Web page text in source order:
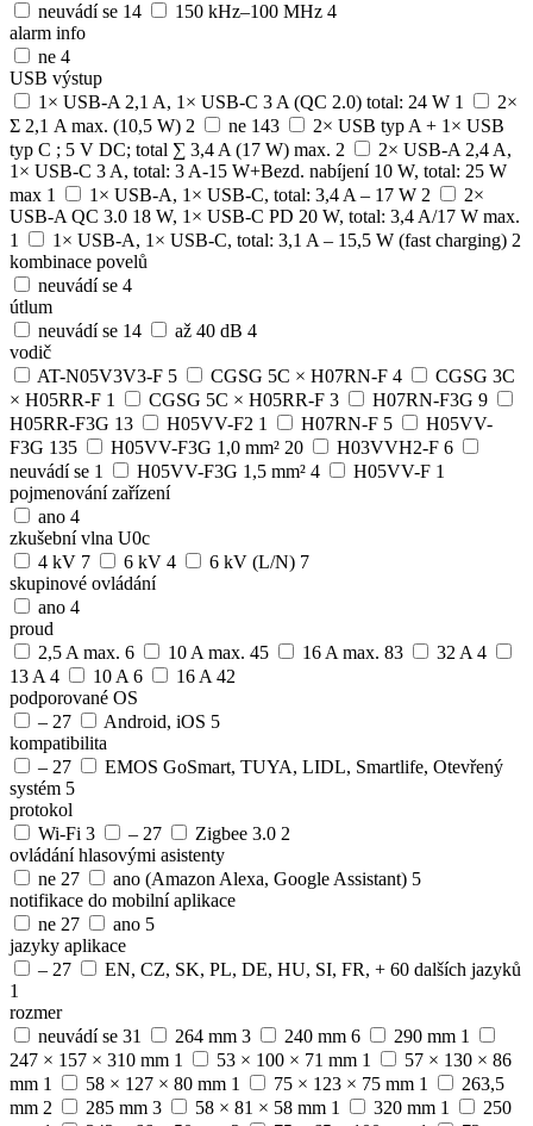
neuvádí se 14 150 kHz–100 MHz 4
alarm info
ne 4
USB výstup
1× USB-A 2,1 A, 1× USB-C 3 A (QC 2.0) total: 24 W 1
2×
Σ 2,1 A max. (10,5 W) 2 ne 143
2× USB typ A + 1× USB
typ C ; 5 V DC; total ∑ 3,4 A (17 W) max. 2
2× USB-A 2,4 A,
1× USB-C 3 A, total: 3 A-15 W+Bezd. nabíjení 10 W, total: 25 W
max 1 1× USB-A, 1× USB-C, total: 3,4 A – 17 W 2
2×
USB-A QC 3.0 18 W, 1× USB-C PD 20 W, total: 3,4 A/17 W max.
1
1× USB-A, 1× USB-C, total: 3,1 A – 15,5 W (fast charging) 2
kombinace povelů
neuvádí se 4
útlum
neuvádí se 14 až 40 dB 4
vodič
AT-N05V3V3-F 5 CGSG 5C × H07RN-F 4
CGSG 3C
× H05RR-F 1 CGSG 5C × H05RR-F 3 H07RN-F3G 9
H05RR-F3G 13 H05VV-F2 1 H07RN-F 5
H05VV-
F3G 135 H05VV-F3G 1,0 mm² 20 H03VVH2-F 6
neuvádí se 1 H05VV-F3G 1,5 mm² 4 H05VV-F 1
pojmenování zařízení
ano 4
zkušební vlna U0c
4 kV 7 6 kV 4 6 kV (L/N) 7
skupinové ovládání
ano 4
proud
2,5 A max. 6 10 A max. 45 16 A max. 83 32 A 4
13 A 4 10 A 6 16 A 42
podporované OS
– 27 Android, iOS 5
kompatibilita
– 27
EMOS GoSmart, TUYA, LIDL, Smartlife, Otevřený
systém 5
protokol
Wi-Fi 3 – 27 Zigbee 3.0 2
ovládání hlasovými asistenty
ne 27 ano (Amazon Alexa, Google Assistant) 5
notifikace do mobilní aplikace
ne 27 ano 5
jazyky aplikace
– 27
EN, CZ, SK, PL, DE, HU, SI, FR, + 60 dalších jazyků
1
rozmer
neuvádí se 31 264 mm 3 240 mm 6 290 mm 1
247 × 157 × 310 mm 1 53 × 100 × 71 mm 1
57 × 130 × 86
mm 1 58 × 127 × 80 mm 1 75 × 123 × 75 mm 1
263,5
mm 2 285 mm 3 58 × 81 × 58 mm 1 320 mm 1
250